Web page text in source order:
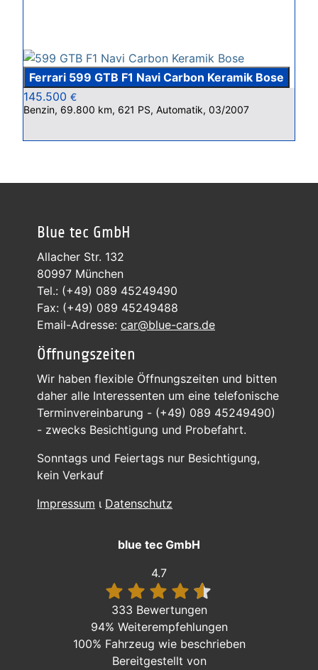
Ferrari 599 GTB F1 Navi Carbon Keramik Bose
145.500 €
Benzin, 69.800 km, 621 PS, Automatik, 03/2007
Blue tec GmbH
Allacher Str. 132
80997 München
Tel.: (+49) 089 45249490
Fax: (+49) 089 45249488
Email-Adresse: car@blue-cars.de
Öffnungszeiten
Wir haben flexible Öffnungszeiten und bitten
daher alle Interessenten um eine telefonische
Terminvereinbarung - (+49) 089 45249490)
- zwecks Besichtigung und Probefahrt.
Sonntags und Feiertags nur Besichtigung,
kein Verkauf
Impressum ι Datenschutz
blue tec GmbH
4.7
333 Bewertungen
94% Weiterempfehlungen
100% Fahrzeug wie beschrieben
Bereitgestellt von